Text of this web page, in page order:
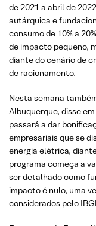
de 2021 a abril de
autárquica e
consumo de 10% a
de impacto pequeno,
diante do cenário de
de racionamento.
Nesta semana
Albuquerque, disse
passará a dar
empresariais que se
energia elétrica,
programa começa a
ser detalhado como
impacto é nulo, uma
considerados pelo